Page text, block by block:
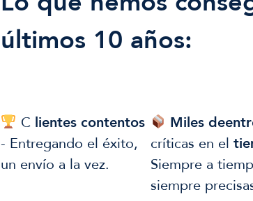
últimos 10 años:
Clientes contentos
- Entregando el éxito,
un envío a la vez.
Miles de
críticas en el
Siempre a
siempre